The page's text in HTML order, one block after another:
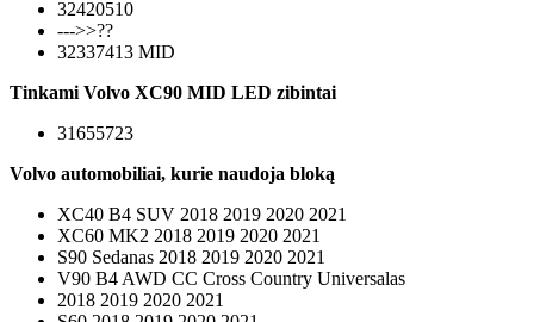
32420510
--->>??
32337413 MID
Tinkami Volvo XC90 MID LED zibintai
31655723
Volvo automobiliai, kurie naudoja bloką
XC40 B4 SUV 2018 2019 2020 2021
XC60 MK2 2018 2019 2020 2021
S90 Sedanas 2018 2019 2020 2021
V90 B4 AWD CC Cross Country Universalas
2018 2019 2020 2021